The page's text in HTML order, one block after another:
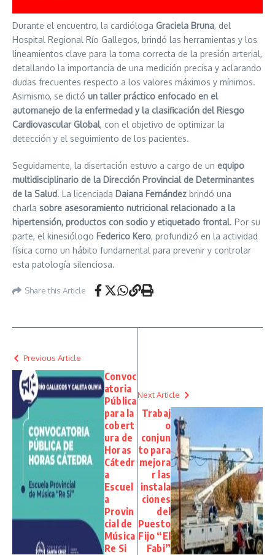
Durante el encuentro, la cardióloga Graciela Bruna, del
Hospital Regional Río Gallegos, brindó las herramientas y los
lineamientos clave para la toma correcta de la presión arterial,
detallando la importancia de una medición precisa y aclarando
dudas frecuentes respecto a los valores máximos y mínimos.
Asimismo, se dictó un taller práctico enfocado en el
automanejo de la enfermedad y la clasificación del Riesgo
Cardiovascular Global, con el objetivo de optimizar la
detección y el seguimiento de los pacientes.
Seguidamente, la disertación estuvo a cargo de un equipo
multidisciplinario de la Dirección Provincial de Determinantes
de la Salud. La licenciada Daiana Fernández brindó una
charla sobre asesoramiento nutricional relacionado a la
hipertensión, productos con sodio y etiquetado frontal. Por su
parte, el kinesiólogo Federico Kero, profundizó en la actividad
física como un hábito fundamental para prevenir y controlar
esta patología silenciosa.
Share this Article
Previous Article
Convoc
atoria
Pública
para la
cobert
ura de
Horas
Cátedr
a
Escuel
a
Provin
cial de
Música
Re Si
Next Article
Trabaj
o
conjun
to para
mejora
r las
instala
ciones
del
Puesto
Fijo “El
Fabi”